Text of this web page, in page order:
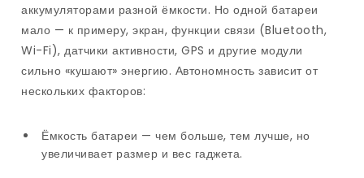
аккумуляторами разной ёмкости. Но одной батареи
мало — к примеру, экран, функции связи (Bluetooth,
Wi-Fi), датчики активности, GPS и другие модули
сильно «кушают» энергию. Автономность зависит от
нескольких факторов:
Ёмкость батареи — чем больше, тем лучше, но
увеличивает размер и вес гаджета.